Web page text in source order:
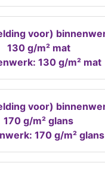
130 g/m² mat
170 g/m² glans